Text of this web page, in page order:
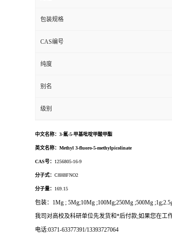
包装规格
CAS编号
纯度
别名
级别
中文名称：3-氟-5-甲基吡啶甲酸甲酯
英文名称： Methyl 3-fluoro-5-methylpicolinate
CAS号： 1256805-16-9
分子式： C8H8FNO2
分子量： 169.15
包装： 1Mg ; 5Mg;10Mg ;100Mg;250Mg ;500Mg
我司对高校及科研单位先发货和*后付款;如果您在工
电话:0371-63377391/13393727064